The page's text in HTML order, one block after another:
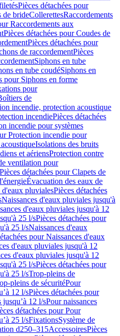
Pièces détachées pour
de brideCollerettesRaccordements
Raccordements aux
Pièces détachées pour Coudes de
Pièces détachées pour
de raccordementPièces
Siphons en tube
en tube coudéSiphons en
pour Siphons en forme
pour
de
incendie, protection acoustique
incendiePièces détachées
incendie pour systèmes
Protection incendie pour
Isolations des bruits
et aériensProtection contre
ventilation pour
Pièces détachées pour Clapets de
Évacuation des eaux de
d'eaux pluvialesPièces détachées
Naissances d'eaux pluviales jusqu'à
d'eaux pluviales jusqu'à 12
25 l/sPièces détachées pour
25 l/sNaissances d'eaux
pour Naissances d'eaux
d'eaux pluviales jusqu'à 12
d'eaux pluviales jusqu'à 12
25 l/sPièces détachées pour
25 l/sTrop-pleins de
pleins de sécuritéPour
12 l/sPièces détachées pour
jusqu’à 12 l/sPour naissances
détachées pour Pour
25 l/sFixationsSystème de
d250–315AccessoiresPièces